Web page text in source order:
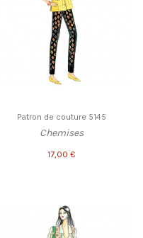
Patron de couture 5145
Chemises
17,00 €